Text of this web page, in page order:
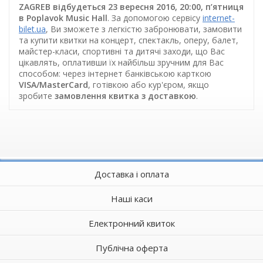
ZAGREB відбудеться 23 вересня 2016, 20:00, п’ятниця
в Poplavok Music Hall. За допомогою сервісу internet-
bilet.ua, Ви зможете з легкістю забронювати, замовити
та купити квитки на концерт, спектакль, оперу, балет,
майстер-класи, спортивні та дитячі заходи, що Вас
цікавлять, оплативши їх найбільш зручним для Вас
способом: через інтернет банківською карткою
VISA/MasterCard, готівкою або кур'єром, якщо
зробите замовлення квитка з доставкою.
Доставка і оплата
Наші каси
Електронний квиток
Публічна оферта